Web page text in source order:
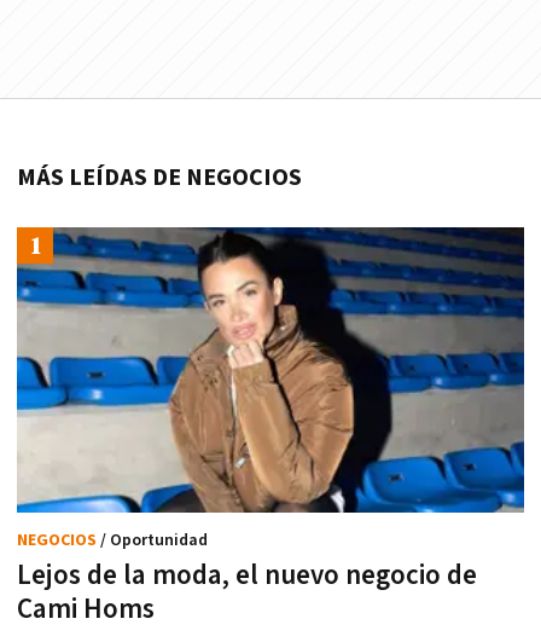
MÁS LEÍDAS DE NEGOCIOS
Lejos de la moda, el nuevo negocio de
Cami Homs
NEGOCIOS / Oportunidad